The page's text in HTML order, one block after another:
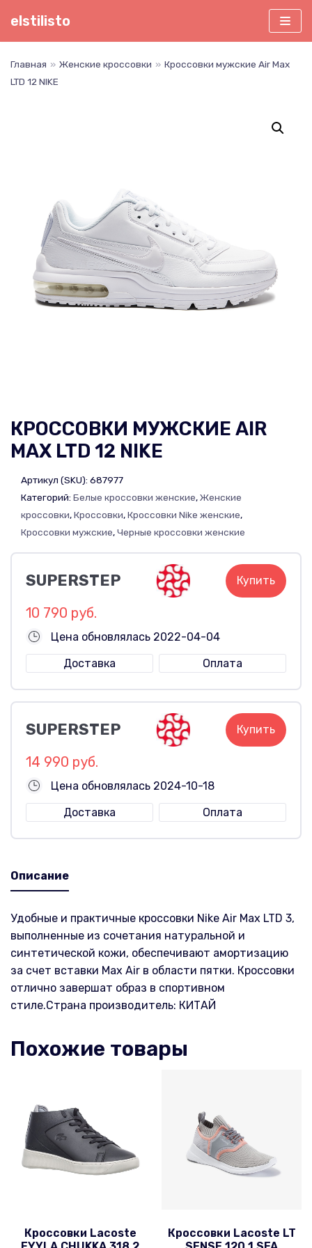
Перейти
elstilisto
Главная » Женские кроссовки » Кроссовки мужские Air Max
LTD 12 NIKE
КРОССОВКИ МУЖСКИЕ AIR
MAX LTD 12 NIKE
Артикул (SKU): 687977
Категорий: Белые кроссовки женские,Женские
кроссовки,Кроссовки,Кроссовки Nike женские,
Кроссовки мужские,Черные кроссовки женские
SUPERSTEP Купить
10 790 руб.
Цена обновлялась 2022-04-04
Доставка
Оплата
SUPERSTEP Купить
14 990 руб.
Цена обновлялась 2024-10-18
Доставка
Оплата
Описание
Удобные и практичные кроссовки Nike Air Max LTD 3,
выполненные из сочетания натуральной и
синтетической кожи, обеспечивают амортизацию
за счет вставки Max Air в области пятки. Кроссовки
отлично завершат образ в спортивном
стиле.Страна производитель: КИТАЙ
Похожие товары
Кроссовки Lacoste
Кроссовки Lacoste LT